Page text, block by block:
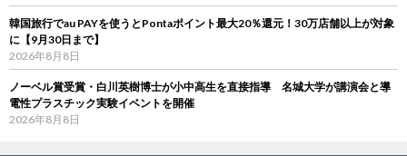
韓国旅行でau PAYを使うとPontaポイント最大20％還元！30万店舗以上が対象
に【9月30日まで】
2026年8月8日
ノーベル賞受賞・白川英樹博士が小中高生を直接指導 名城大学が講演会と導
電性プラスチック実験イベントを開催
2026年8月8日